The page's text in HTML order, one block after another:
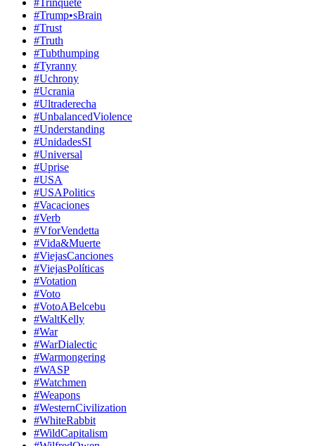
#Trinquete
#Trump•sBrain
#Trust
#Truth
#Tubthumping
#Tyranny
#Uchrony
#Ucrania
#Ultraderecha
#UnbalancedViolence
#Understanding
#UnidadesSI
#Universal
#Uprise
#USA
#USAPolitics
#Vacaciones
#Verb
#VforVendetta
#Vida&Muerte
#ViejasCanciones
#ViejasPolíticas
#Votation
#Voto
#VotoABelcebu
#WaltKelly
#War
#WarDialectic
#Warmongering
#WASP
#Watchmen
#Weapons
#WesternCivilization
#WhiteRabbit
#WildCapitalism